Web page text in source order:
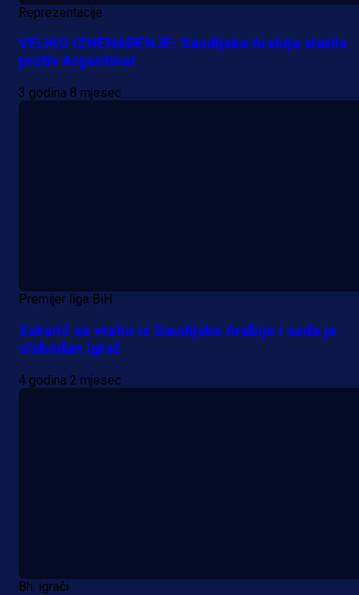
Reprezentacije
VELIKO IZNENAĐENJE: Saudijska Arabija slavila
protiv Argentine!
3 godina 8 mjesec
Premijer liga BiH
Zakarić se vratio iz Saudijske Arabije i sada je
slobodan igrač
4 godina 2 mjesec
Bh. igrači